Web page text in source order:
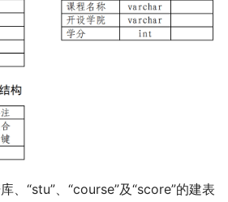
、“stu”、“course”及“score”的建表